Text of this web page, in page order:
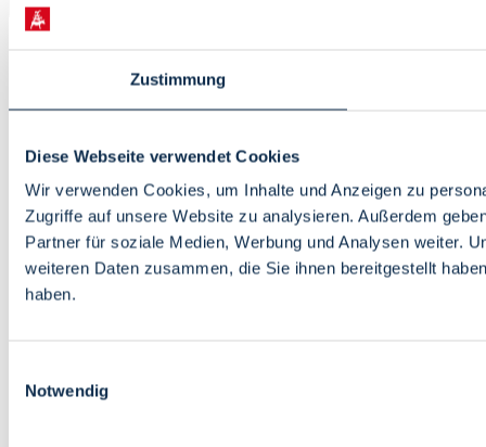
Zustimmung
Diese Webseite verwendet Cookies
Wir verwenden Cookies, um Inhalte und Anzeigen zu
Zugriffe auf unsere Website zu analysieren. Außerdem
Partner für soziale Medien, Werbung und Analysen weiter.
weiteren Daten zusammen, die Sie ihnen bereitgestellt
haben.
Notwendig